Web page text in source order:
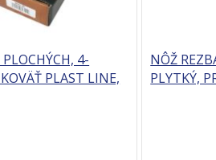
4-
PLAST LINE,
NÔŽ
PLYTKÝ,